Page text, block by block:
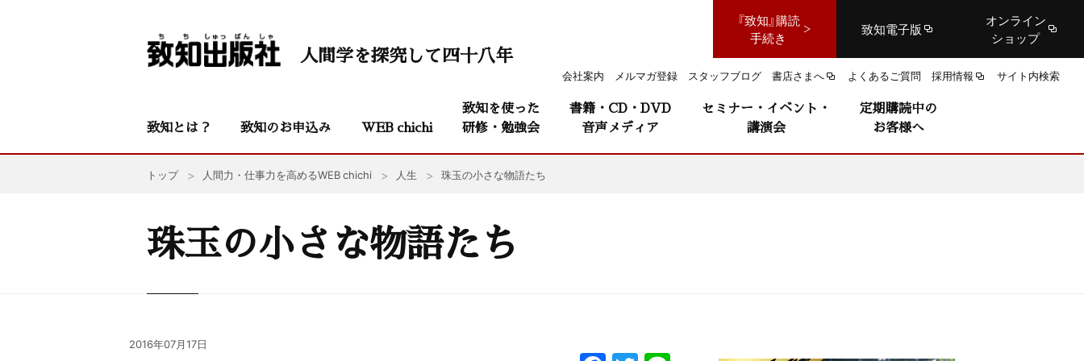
『致知』購読
手続き
致知電子版
オンライン
ショップ
会社案内 メルマガ登録 スタッフブログ 書店さまへ よくあるご質問 採用情報 サイト内検索
人間学を探究して四十八年
致知とは？ 致知のお申込み WEB chichi
致知を使った
研修・勉強会
書籍・CD・DVD
音声メディア
セミナー・イベント・
講演会
定期購読中の
お客様へ
トップ 人間力・仕事力を高めるWEB chichi 人生 珠玉の小さな物語たち
珠玉の小さな物語たち
2016年07月17日